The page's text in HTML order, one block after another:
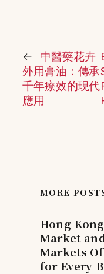
←
中醫藥花卉
外用膏油：傳承
千年療效的現代
應用
MORE
Hong
Market
Markets
for Every